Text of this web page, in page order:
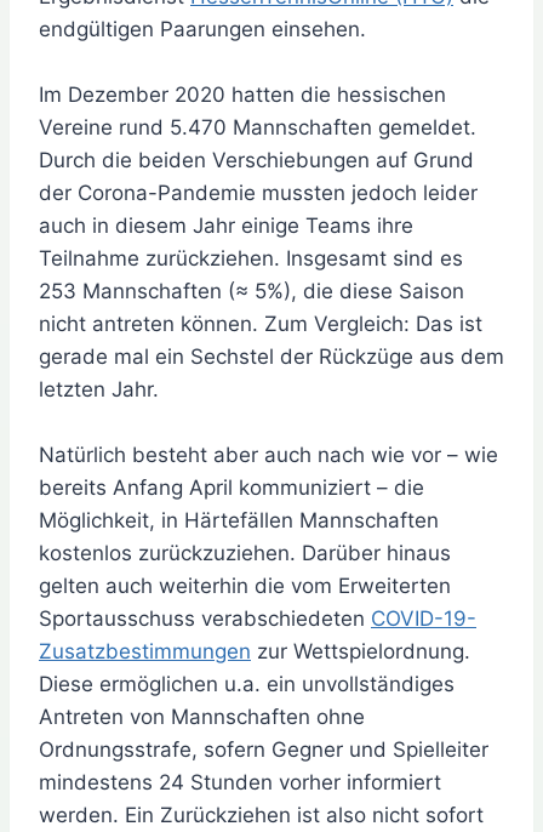
endgültigen Paarungen einsehen.
Im Dezember 2020 hatten die hessischen
Vereine rund 5.470 Mannschaften gemeldet.
Durch die beiden Verschiebungen auf Grund
der Corona-Pandemie mussten jedoch leider
auch in diesem Jahr einige Teams ihre
Teilnahme zurückziehen. Insgesamt sind es
253 Mannschaften (≈ 5%), die diese Saison
nicht antreten können. Zum Vergleich: Das ist
gerade mal ein Sechstel der Rückzüge aus dem
letzten Jahr.
Natürlich besteht aber auch nach wie vor – wie
bereits Anfang April kommuniziert – die
Möglichkeit, in Härtefällen Mannschaften
kostenlos zurückzuziehen. Darüber hinaus
gelten auch weiterhin die vom Erweiterten
Sportausschuss verabschiedeten COVID-19-
Zusatzbestimmungen zur Wettspielordnung.
Diese ermöglichen u.a. ein unvollständiges
Antreten von Mannschaften ohne
Ordnungsstrafe, sofern Gegner und Spielleiter
mindestens 24 Stunden vorher informiert
werden. Ein Zurückziehen ist also nicht sofort